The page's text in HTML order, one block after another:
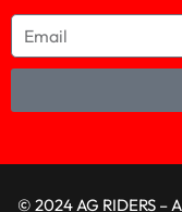
© 2024 AG RIDERS –